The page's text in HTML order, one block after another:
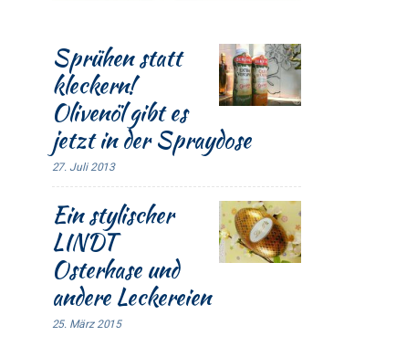
Sprühen statt
kleckern!
Olivenöl gibt es
jetzt in der Spraydose
27. Juli 2013
Ein stylischer
LINDT
Osterhase und
andere Leckereien
25. März 2015